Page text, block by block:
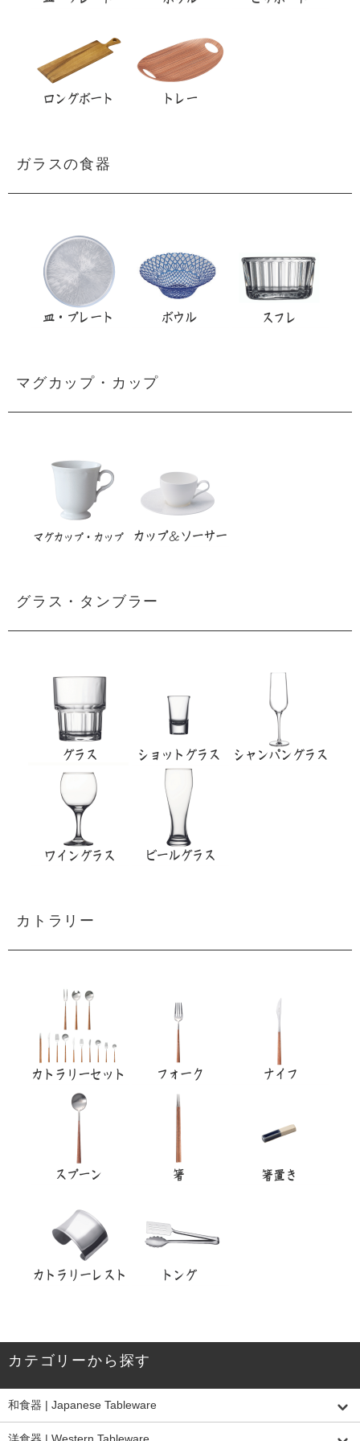
ガラスの食器
マグカップ・カップ
グラス・タンブラー
カトラリー
カテゴリーから探す
和食器 | Japanese Tableware